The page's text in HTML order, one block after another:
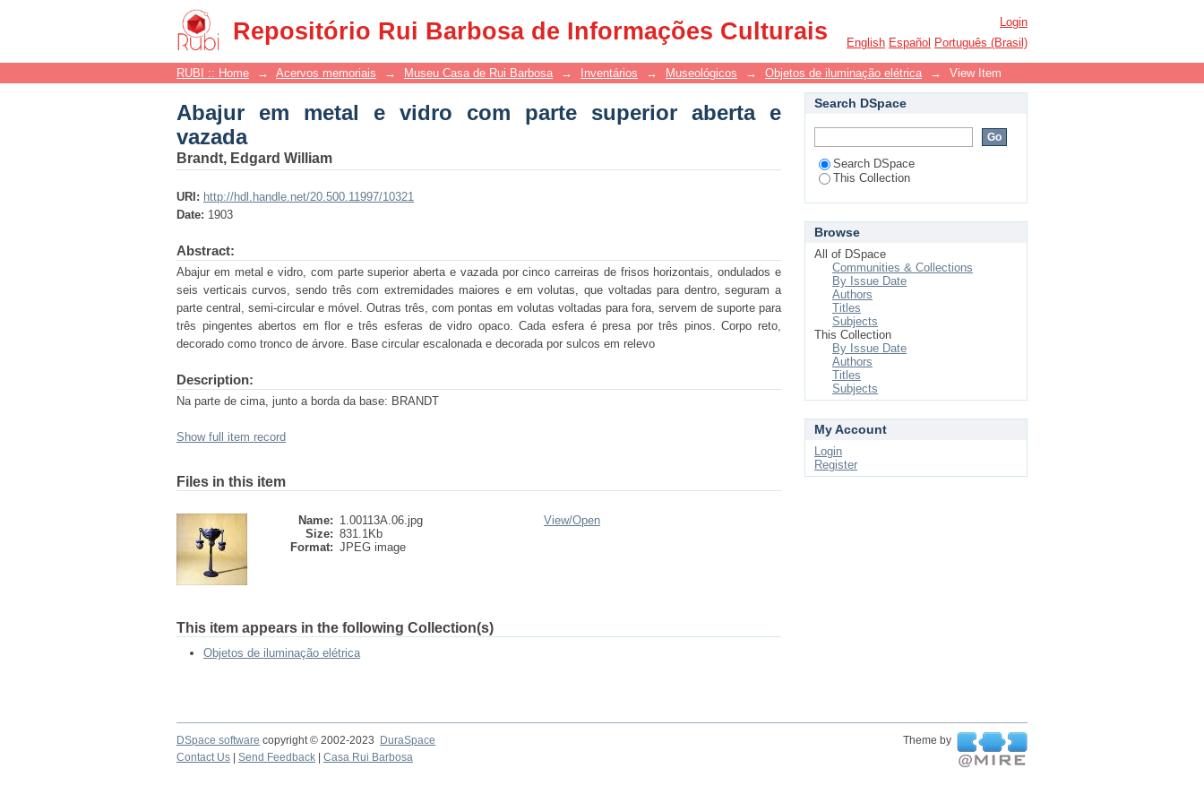
Repositório Rui Barbosa de Informações Culturais
Abajur em metal e vidro com parte superior aberta e vazada
Login
English Español Português (Brasil)
RUBI :: Home → Acervos memoriais → Museu Casa de Rui Barbosa → Inventários → Museológicos → Objetos de iluminação elétrica → View Item
Abajur em metal e vidro com parte superior aberta e
vazada
Brandt, Edgard William
URI: http://hdl.handle.net/20.500.11997/10321
Date: 1903
Abstract:
Abajur em metal e vidro, com parte superior aberta e vazada por cinco carreiras de frisos horizontais, ondulados e
seis verticais curvos, sendo três com extremidades maiores e em volutas, que voltadas para dentro, seguram a
parte central, semi-circular e móvel. Outras três, com pontas em volutas voltadas para fora, servem de suporte para
três pingentes abertos em flor e três esferas de vidro opaco. Cada esfera é presa por três pinos. Corpo reto,
decorado como tronco de árvore. Base circular escalonada e decorada por sulcos em relevo
Description:
Na parte de cima, junto a borda da base: BRANDT
Show full item record
Files in this item
Name: 1.00113A.06.jpg
Size: 831.1Kb
Format: JPEG image
View/Open
This item appears in the following Collection(s)
Objetos de iluminação elétrica
Search DSpace
Search DSpace
This Collection
Browse
All of DSpace
Communities & Collections
By Issue Date
Authors
Titles
Subjects
This Collection
By Issue Date
Authors
Titles
Subjects
My Account
Login
Register
DSpace software copyright © 2002-2023 DuraSpace
Theme by
Contact Us
Send Feedback Casa Rui Barbosa